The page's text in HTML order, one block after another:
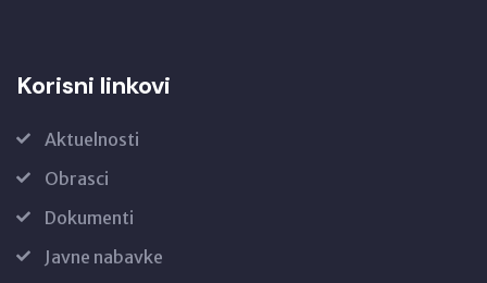
Korisni linkovi
Aktuelnosti
Obrasci
Dokumenti
Javne nabavke